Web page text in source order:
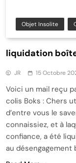
Objet Insolite
liquidation
JR 15 Octobre
Voici un mail reçu
colis Boks : Chers
d’entre vous le
connaissiez, et à
confiance, a été
au désengagement